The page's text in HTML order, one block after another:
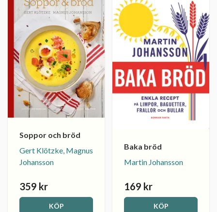
Soppor och bröd
Gert Klötzke, Magnus
Johansson
359 kr
KÖP
Baka bröd
Martin Johansson
169 kr
KÖP